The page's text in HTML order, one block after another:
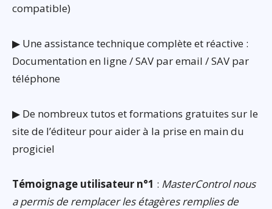
compatible)
▶ Une assistance technique complète et réactive :
Documentation en ligne / SAV par email / SAV par
téléphone
▶ De nombreux tutos et formations gratuites sur le
site de l’éditeur pour aider à la prise en main du
progiciel
Témoignage utilisateur n°1 : MasterControl nous
a permis de remplacer les étagères remplies de